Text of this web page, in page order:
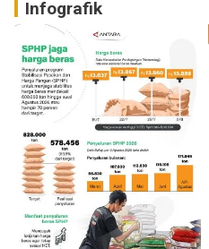
Infografik